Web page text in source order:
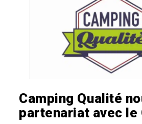
Camping Qualité
partenariat avec le